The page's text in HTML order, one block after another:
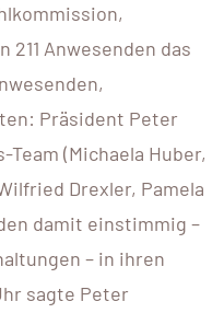
211 Anwesenden das
Präsident Peter
(Michaela Huber,
Drexler, Pamela
damit einstimmig –
– in ihren
sagte Peter